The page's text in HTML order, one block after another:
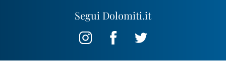
Segui Dolomiti.it